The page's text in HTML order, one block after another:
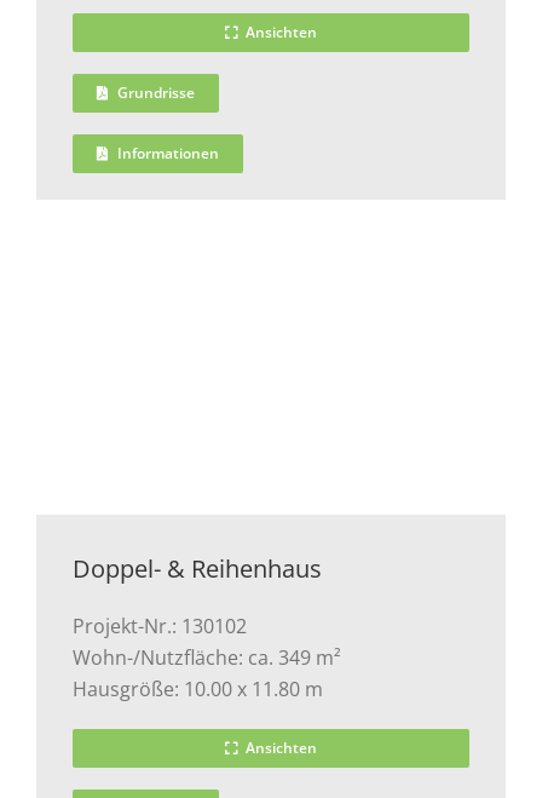
Ansichten
Grundrisse
Informationen
Doppel- & Reihenhaus
Projekt-Nr.: 130102
Wohn-/Nutzfläche: ca. 349 m²
Hausgröße: 10.00 x 11.80 m
Ansichten